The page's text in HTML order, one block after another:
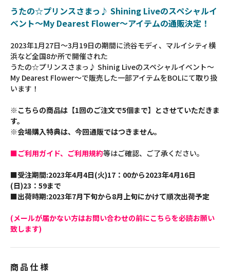
うたの☆プリンスさまっ♪ Shining Liveのスペシャルイ
ベント～My Dearest Flower～アイテムの通販決定！
2023年1月27日～3月19日の期間に渋谷モディ、マルイシティ横
浜など全国8か所で開催された
うたの☆プリンスさまっ♪ Shinig Liveのスペシャルイベント～
My Dearest Flower～で販売した一部アイテムをBOLにて取り扱
います！
※こちらの商品は【1回のご注文で5個まで】とさせていただきま
す。
※会場購入特典は、今回通販ではつきません。
■ご利用ガイド、ご利用規約等はご確認、ご了承ください。
■受注期間:2023年4月4日(火)17：00から2023年4月16日
(日)23：59まで
■出荷時期:2023年7月下旬から8月上旬にかけて順次出荷予定
(メールが届かない方はお問い合わせの前にこちらを必読お願い
致します)
商品仕様